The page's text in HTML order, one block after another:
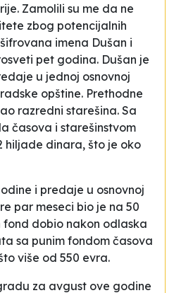
Zamolili su me da ne
zbog potencijalnih
imena Dušan i
pet godina. Dušan je
u jednoj osnovnoj
opštine. Prethodne
razredni starešina. Sa
časova i starešinstvom
hiljade dinara, što je oko
i predaje u osnovnoj
par meseci bio je na 50
dobio nakon odlaska
sa punim fondom časova
više od 550 evra.
za avgust ove godine